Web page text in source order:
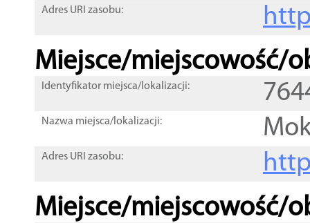
Adres URI zasobu:
Miejsce/miejscowość/
Identyfikator miejsca/lokalizacji:
Nazwa miejsca/lokalizacji:
Adres URI zasobu:
Miejsce/miejscowość/